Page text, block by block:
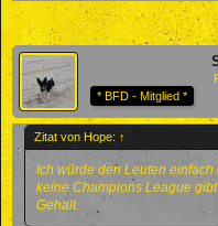
* BFD - Mitglied *
Zitat von Hope: ↑
Ich würde den Leuten
keine Champions League
Gehalt.